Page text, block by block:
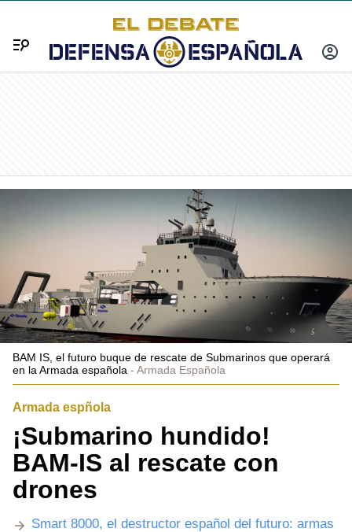
INICIAR
Menú
BAM IS, el futuro buque de rescate de Submarinos que operará
en la Armada española
Armada Española
Armada espñola
¡Submarino hundido!
BAM-IS al rescate con
drones
Smart 8000, el destructor español del futuro: armas